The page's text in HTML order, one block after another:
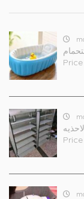
Price
Price